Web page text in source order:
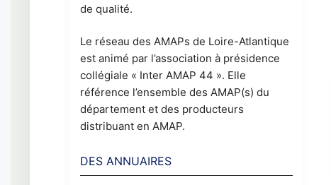
de qualité.
Le réseau des AMAPs de Loire-Atlantique
est animé par l’association à présidence
collégiale « Inter AMAP 44 ». Elle
référence l’ensemble des AMAP(s) du
département et des producteurs
distribuant en AMAP.
DES ANNUAIRES